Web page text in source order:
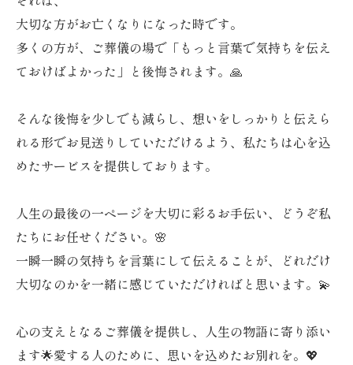
大切な方がお亡くなりになった時です。
多くの方が、ご葬儀の場で「もっと言葉で気持ちを伝え
ておけばよかった」と後悔されます。🙏
そんな後悔を少しでも減らし、想いをしっかりと伝えら
れる形でお見送りしていただけるよう、私たちは心を込
めたサービスを提供しております。
人生の最後の一ページを大切に彩るお手伝い、どうぞ私
たちにお任せください。🌸
一瞬一瞬の気持ちを言葉にして伝えることが、どれだけ
大切なのかを一緒に感じていただければと思います。💫
心の支えとなるご葬儀を提供し、人生の物語に寄り添い
ます🌟愛する人のために、思いを込めたお別れを。💖